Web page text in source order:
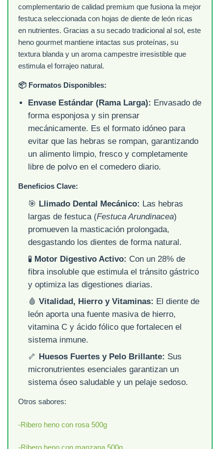
complementario de calidad premium que fusiona la mejor
festuca seleccionada con hojas de diente de león ricas
en nutrientes. Gracias a su secado tradicional al sol, este
heno gourmet mantiene intactas sus proteínas, su
textura blanda y un aroma campestre irresistible que
estimula el forrajeo natural.
📦 Formatos Disponibles:
Envase Estándar (Rama Larga): Envasado de
forma esponjosa y sin prensar
mecánicamente. Es el formato idóneo para
evitar que las hebras se rompan, garantizando
un alimento limpio, fresco y completamente
libre de polvo en el comedero diario.
Beneficios Clave:
🎯 Llimado Dental Mecánico: Las hebras
largas de festuca (Festuca Arundinacea)
promueven la masticación prolongada,
desgastando los dientes de forma natural.
🧪 Motor Digestivo Activo: Con un 28% de
fibra insoluble que estimula el tránsito gástrico
y optimiza las digestiones diarias.
🩸 Vitalidad, Hierro y Vitaminas: El diente de
león aporta una fuente masiva de hierro,
vitamina C y ácido fólico que fortalecen el
sistema inmune.
🦴 Huesos Fuertes y Pelo Brillante: Sus
micronutrientes esenciales garantizan un
sistema óseo saludable y un pelaje sedoso.
Otros sabores:
-Ribero heno con rosa 500g
-Ribero heno con manzana 500g